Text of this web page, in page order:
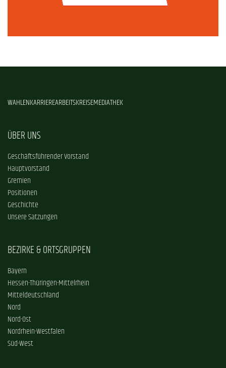
WAHLENKARRIEREARBEITSKREISEMEDIATHEK
ÜBER UNS
Geschäftsführender Vorstand
Hauptvorstand
Gremien
Positionen
Geschichte
Unsere Satzungen
BEZIRKE & ORTSGRUPPEN
Bayern
Hessen-Thüringen-Mittelrhein
Mitteldeutschland
Nord
Nord-Ost
Nordrhein-Westfalen
Süd-West